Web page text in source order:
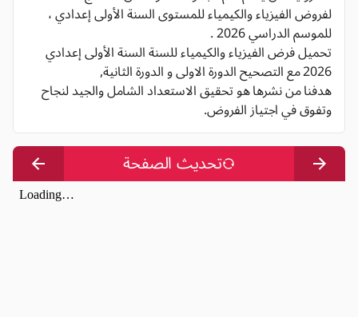
لفروض الفيزياء والكيمياء للمستوى السنة الأولى إعدادي ،
للموسم الدراسي 2026 .
تحميل فرض الفيزياء والكيمياء للسنة السنة الأولى إعدادي
2026 مع التصحيح الدورة الاولى و الدورة الثانية,
هدفنا من نشرها هو تحقيق الاستعداد الشامل والجيد لنجاح
وتفوق في اجتياز الفروض.
تحديث الصفحة